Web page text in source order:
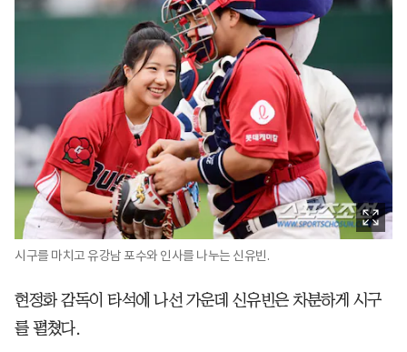
시구를 마치고 유강남 포수와 인사를 나누는 신유빈.
현정화 감독이 타석에 나선 가운데 신유빈은 차분하게 시구
를 펼쳤다.